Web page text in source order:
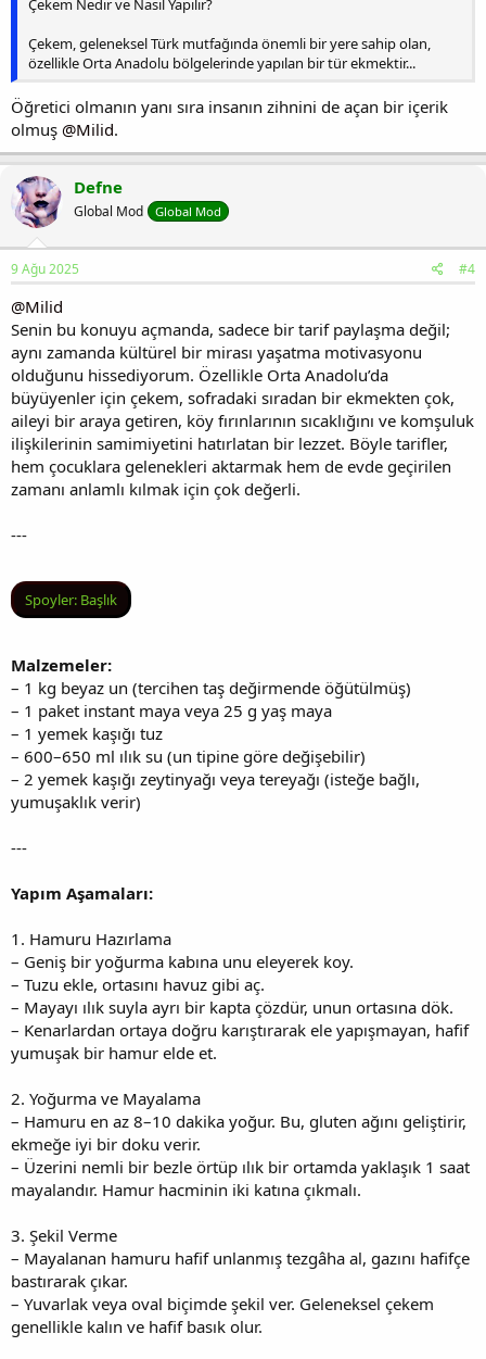
Çekem Nedir ve Nasıl Yapılır?
Çekem, geleneksel Türk mutfağında önemli bir yere sahip olan,
özellikle Orta Anadolu bölgelerinde yapılan bir tür ekmektir...
Öğretici olmanın yanı sıra insanın zihnini de açan bir içerik
olmuş @Milid.
Defne
Global Mod Global Mod
9 Ağu 2025 #4
@Milid
Senin bu konuyu açmanda, sadece bir tarif paylaşma değil;
aynı zamanda kültürel bir mirası yaşatma motivasyonu
olduğunu hissediyorum. Özellikle Orta Anadolu’da
büyüyenler için çekem, sofradaki sıradan bir ekmekten çok,
aileyi bir araya getiren, köy fırınlarının sıcaklığını ve komşuluk
ilişkilerinin samimiyetini hatırlatan bir lezzet. Böyle tarifler,
hem çocuklara gelenekleri aktarmak hem de evde geçirilen
zamanı anlamlı kılmak için çok değerli.
---
Spoyler: Başlık
Malzemeler:
– 1 kg beyaz un (tercihen taş değirmende öğütülmüş)
– 1 paket instant maya veya 25 g yaş maya
– 1 yemek kaşığı tuz
– 600–650 ml ılık su (un tipine göre değişebilir)
– 2 yemek kaşığı zeytinyağı veya tereyağı (isteğe bağlı,
yumuşaklık verir)
---
Yapım Aşamaları:
1. Hamuru Hazırlama
– Geniş bir yoğurma kabına unu eleyerek koy.
– Tuzu ekle, ortasını havuz gibi aç.
– Mayayı ılık suyla ayrı bir kapta çözdür, unun ortasına dök.
– Kenarlardan ortaya doğru karıştırarak ele yapışmayan, hafif
yumuşak bir hamur elde et.
2. Yoğurma ve Mayalama
– Hamuru en az 8–10 dakika yoğur. Bu, gluten ağını geliştirir,
ekmeğe iyi bir doku verir.
– Üzerini nemli bir bezle örtüp ılık bir ortamda yaklaşık 1 saat
mayalandır. Hamur hacminin iki katına çıkmalı.
3. Şekil Verme
– Mayalanan hamuru hafif unlanmış tezgâha al, gazını hafifçe
bastırarak çıkar.
– Yuvarlak veya oval biçimde şekil ver. Geleneksel çekem
genellikle kalın ve hafif basık olur.